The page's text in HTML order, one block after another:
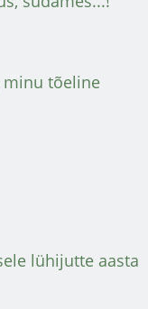
minu tõeline
lühijutte aasta